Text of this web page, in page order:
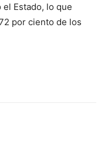
Estado, lo que
por ciento de los